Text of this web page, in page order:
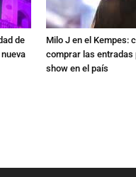
de
Milo J en el Kempes:
comprar las entradas
show en el país